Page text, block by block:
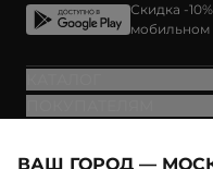
Скидка -
ВАШ ГОРОД —